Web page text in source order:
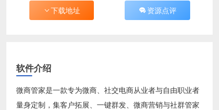
下载地址 资源点评
软件介绍
微商管家是一款专为微商、社交电商从业者与自由职业者
量身定制，集客户拓展、一键群发、微商营销与社群管家